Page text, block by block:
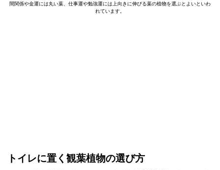
間関係や金運には丸い葉、仕事運や勉強運には上向きに伸びる葉の植物を選ぶとよいといわ
れています。
トイレに置く観葉植物の選び方